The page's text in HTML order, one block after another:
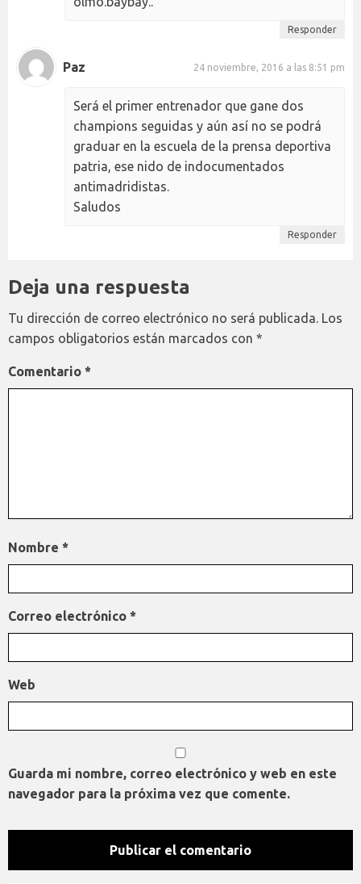
Responder
Paz 24 noviembre, 2016 a las 8:51 pm
Será el primer entrenador que gane dos
champions seguidas y aún así no se podrá
graduar en la escuela de la prensa deportiva
patria, ese nido de indocumentados
antimadridistas.
Saludos
Responder
Deja una respuesta
Tu dirección de correo electrónico no será publicada. Los
campos obligatorios están marcados con *
Comentario *
Nombre *
Correo electrónico *
Web
Guarda mi nombre, correo electrónico y web en este
navegador para la próxima vez que comente.